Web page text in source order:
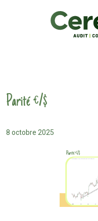
Parité €/$
8 octobre 2025